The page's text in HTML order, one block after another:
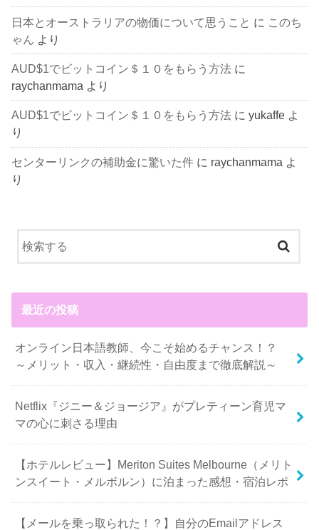
日本とオーストラリアの物価について思うこと に このち
ゃん
より
AUD$1でビットコイン＄１０をもらう方法 に
raychanmama より
AUD$1でビットコイン＄１０をもらう方法 にyukaffe よ
り
センターリンクの補助金に驚いた件 に raychanmama よ
り
最近の投稿
オンライン日本語教師、今こそ始めるチャンス！？
～メリット・収入・継続性・自由度まで徹底解説～
Netflix『ジニー＆ジョージア』がプレティーン育児マ
マの心に刺さる理由
【ホテルレビュー】Meriton Suites Melbourne（メリト
ンスイート・メルボルン）に泊まった感想・宿泊レポ
【メールを乗っ取られた！？】自分のEmailアドレス